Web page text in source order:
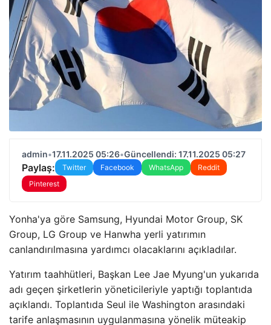
admin•17.11.2025 05:26•Güncellendi: 17.11.2025 05:27
Paylaş: Twitter Facebook WhatsApp
Reddit
Pinterest
Yonha'ya göre Samsung, Hyundai Motor Group, SK
Group, LG Group ve Hanwha yerli yatırımın
canlandırılmasına yardımcı olacaklarını açıkladılar.
Yatırım taahhütleri, Başkan Lee Jae Myung'un yukarıda
adı geçen şirketlerin yöneticileriyle yaptığı toplantıda
açıklandı. Toplantıda Seul ile Washington arasındaki
tarife anlaşmasının uygulanmasına yönelik müteakip